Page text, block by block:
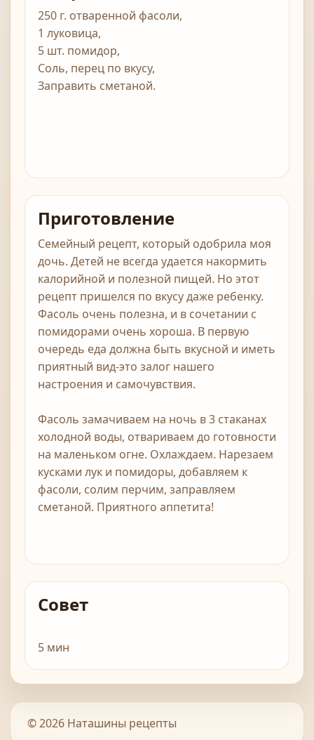
250 г. отваренной фасоли,
1 луковица,
5 шт. помидор,
Соль, перец по вкусу,
Заправить сметаной.
Приготовление
Семейный рецепт, который одобрила моя
дочь. Детей не всегда удается накормить
калорийной и полезной пищей. Но этот
рецепт пришелся по вкусу даже ребенку.
Фасоль очень полезна, и в сочетании с
помидорами очень хороша. В первую
очередь еда должна быть вкусной и иметь
приятный вид-это залог нашего
настроения и самочувствия.
Фасоль замачиваем на ночь в 3 стаканах
холодной воды, отвариваем до готовности
на маленьком огне. Охлаждаем. Нарезаем
кусками лук и помидоры, добавляем к
фасоли, солим перчим, заправляем
сметаной. Приятного аппетита!
Совет
5 мин
© 2026 Наташины рецепты